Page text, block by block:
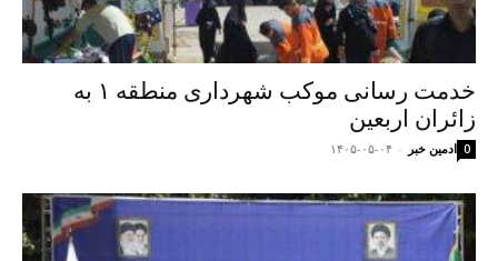
خدمت رسانی موکب شهرداری منطقه ۱ به
زائران اربعین
ادمین خبر - ۱۴۰۵-۰۵-۰۴ 0